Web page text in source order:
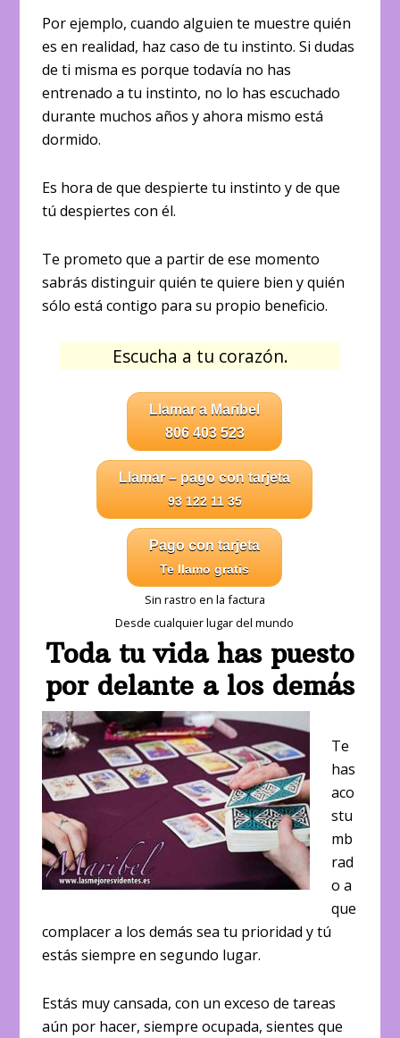
Por ejemplo, cuando alguien te muestre quién
es en realidad, haz caso de tu instinto. Si dudas
de ti misma es porque todavía no has
entrenado a tu instinto, no lo has escuchado
durante muchos años y ahora mismo está
dormido.
Es hora de que despierte tu instinto y de que
tú despiertes con él.
Te prometo que a partir de ese momento
sabrás distinguir quién te quiere bien y quién
sólo está contigo para su propio beneficio.
Escucha a tu corazón.
Llamar a Maribel
806 403 523
Llamar – pago con tarjeta
93 122 11 35
Pago con tarjeta
Te llamo gratis
Sin rastro en la factura
Desde cualquier lugar del mundo
Toda tu vida has puesto
por delante a los demás
Te
has
aco
stu
mb
rad
o a
que
complacer a los demás sea tu prioridad y tú
estás siempre en segundo lugar.
Estás muy cansada, con un exceso de tareas
aún por hacer, siempre ocupada, sientes que